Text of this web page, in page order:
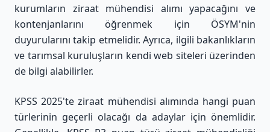
kurumların ziraat mühendisi alımı yapacağını ve
kontenjanlarını öğrenmek için ÖSYM'nin
duyurularını takip etmelidir. Ayrıca, ilgili bakanlıkların
ve tarımsal kuruluşların kendi web siteleri üzerinden
de bilgi alabilirler.
KPSS 2025'te ziraat mühendisi alımında hangi puan
türlerinin geçerli olacağı da adaylar için önemlidir.